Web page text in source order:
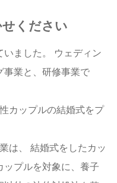
ください
ました。 ウェディン
事業と、研修事業で
カップルの結婚式をプ
は、 結婚式をしたカッ
ップルを対象に、養子